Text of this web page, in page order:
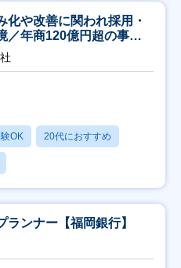
化や改善に関われ採用・
／年商120億円超の事業
OK 20代におすすめ
ンナー【福岡銀行】